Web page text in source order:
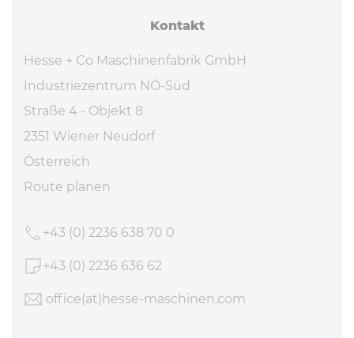
Kontakt
Hesse + Co Maschinenfabrik GmbH
Industriezentrum NÖ-Süd
Straße 4 - Objekt 8
2351 Wiener Neudorf
Österreich
Route planen
+43 (0) 2236 638 70 0
+43 (0) 2236 636 62
office(at)hesse-maschinen.com